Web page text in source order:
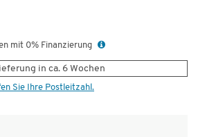
mit 0% Finanzierung
in ca. 6 Wochen
Sie Ihre Postleitzahl.